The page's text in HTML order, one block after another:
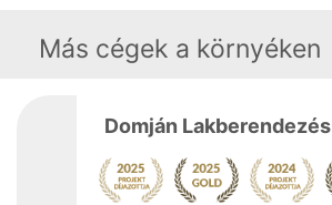
Más cégek a környéken
Domján Lakberendezés